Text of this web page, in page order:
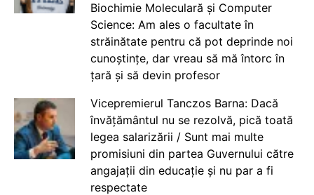
Biochimie Moleculară și Computer
Science: Am ales o facultate în
străinătate pentru că pot deprinde noi
cunoștințe, dar vreau să mă întorc în
țară și să devin profesor
Vicepremierul Tanczos Barna: Dacă
învățământul nu se rezolvă, pică toată
legea salarizării / Sunt mai multe
promisiuni din partea Guvernului către
angajații din educație și nu par a fi
respectate